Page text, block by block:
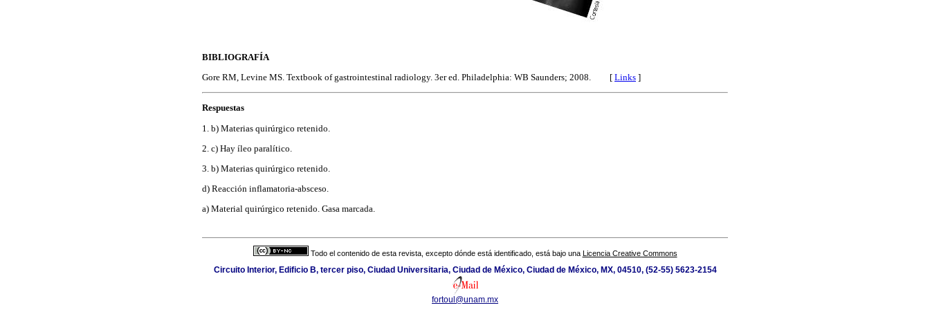
BIBLIOGRAFÍA
Gore RM, Levine MS. Textbook of gastrointestinal radiology. 3er ed. Philadelphia: WB Saunders; 2008. [ Links ]
Respuestas
1. b) Materias quirúrgico retenido.
2. c) Hay íleo paralítico.
3. b) Materias quirúrgico retenido.
d) Reacción inflamatoria-absceso.
a) Material quirúrgico retenido. Gasa marcada.
Todo el contenido de esta revista, excepto dónde está identificado, está bajo una Licencia Creative Commons
Circuito Interior, Edificio B, tercer piso, Ciudad Universitaria, Ciudad de México, Ciudad de México, MX, 04510, (52-55) 5623-2154
fortoul@unam.mx